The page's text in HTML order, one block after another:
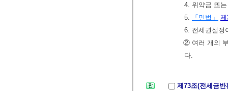
4. 위약금 또
5.
「민법」
6. 전세권설정
② 여러 개의
다.
제73조(전세금